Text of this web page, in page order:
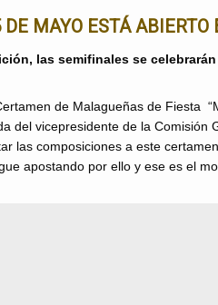
MAYO ESTÁ
las semifinales se
de Malagueñas de Fiesta
del vicepresidente de la
las composiciones a este
apostando por ello y ese es el